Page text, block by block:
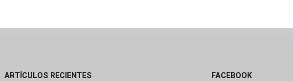
ARTÍCULOS RECIENTES FACEBOOK